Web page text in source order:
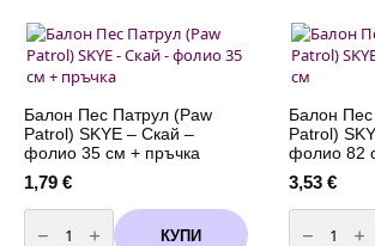
Patrol)
SKYE
Скай
фолио
45
см
Балон Пес Патрул (Paw
Patrol) SKYE – Скай –
фолио 35 см + пръчка
1,79 €
количество
за КУПИ
Балон
Patrol)
фолио 82
3,53 €
за